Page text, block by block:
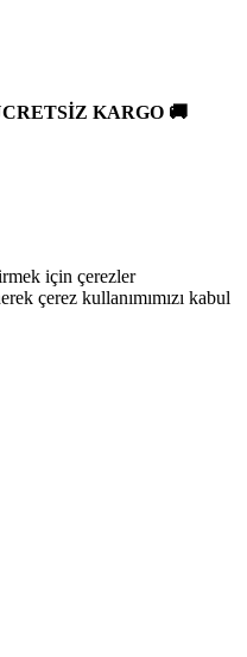
KARGO 🚚
için çerezler
çerez kullanımımızı kabul